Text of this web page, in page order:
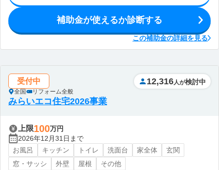
補助金が使えるか診断する
この補助金の詳細を見る
受付中
全国 リフォーム全般
12,316 人が検討中
みらいエコ住宅2026事業
上限100万円
2026年12月31日まで
お風呂
キッチン トイレ 洗面台 家全体
玄関
窓・サッシ
外壁 屋根
その他